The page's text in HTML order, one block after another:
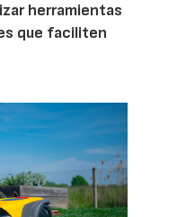
herramientas
que faciliten